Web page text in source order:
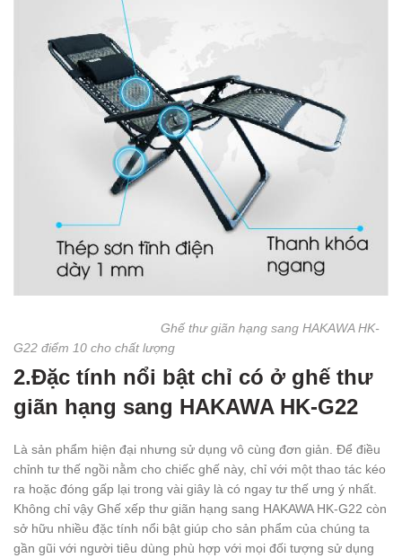
Ghế thư giãn hạng sang HAKAWA HK-
G22 điểm 10 cho chất lượng
2.Đặc tính nổi bật chỉ có ở ghế thư
giãn hạng sang HAKAWA HK-G22
Là sản phẩm hiện đại nhưng sử dụng vô cùng đơn giản. Để điều
chỉnh tư thế ngồi nằm cho chiếc ghế này, chỉ với một thao tác kéo
ra hoặc đóng gấp lại trong vài giây là có ngay tư thế ưng ý nhất.
Không chỉ vậy Ghế xếp thư giãn hạng sang HAKAWA HK-G22 còn
sở hữu nhiều đặc tính nổi bật giúp cho sản phẩm của chúng ta
gần gũi với người tiêu dùng phù hợp với mọi đối tượng sử dụng